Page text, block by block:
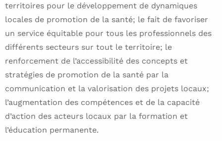
territoires pour le développement de dynamiques
locales de promotion de la santé; le fait de favoriser
un service équitable pour tous les professionnels des
différents secteurs sur tout le territoire; le
renforcement de l’accessibilité des concepts et
stratégies de promotion de la santé par la
communication et la valorisation des projets locaux;
l’augmentation des compétences et de la capacité
d’action des acteurs locaux par la formation et
l’éducation permanente.